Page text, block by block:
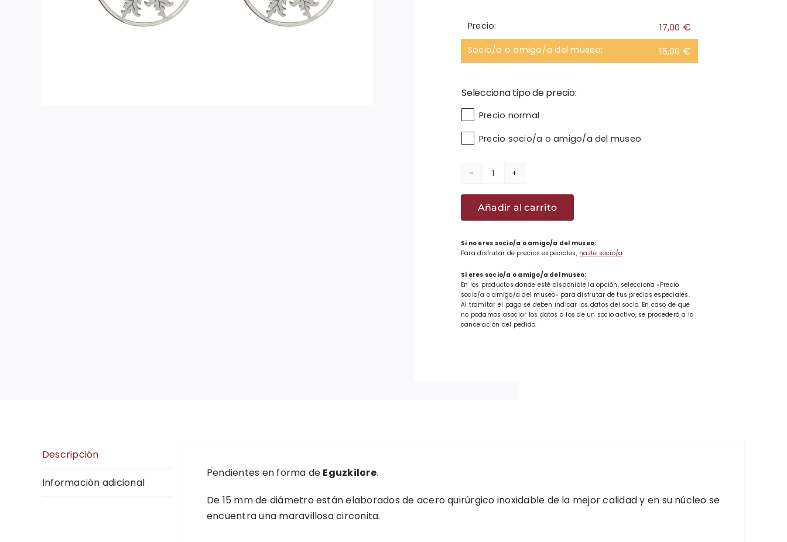
Precio: 17,00 €
Socio/a o amigo/a del museo: 15,00 €
Selecciona tipo de precio:
Precio normal
Precio socio/a o amigo/a del museo
Pendientes
Eguzkilore
Círculo
Añadir al carrito
Si no eres socio/a o amigo/a del museo:
Para disfrutar de precios especiales, hazte socio/a.
Si eres socio/a o amigo/a del museo:
En los productos donde esté disponible la opción, selecciona «Precio
socio/a o amigo/a del museo» para disfrutar de tus precios especiales.
Al tramitar el pago se deben indicar los datos del socio. En caso de que
no podamos asociar los datos a los de un socio activo, se procederá a la
cancelación del pedido.
Descripción
Información adicional
Pendientes en forma de Eguzkilore.
De 15 mm de diámetro están elaborados de acero quirúrgico inoxidable de la mejor calidad y en su núcleo se
encuentra una maravillosa circonita.